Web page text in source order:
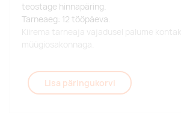
teostage hinnapäring.
Tarneaeg: 12 tööpäeva.
Kiirema tarneaja vajadusel palume
müügiosakonnaga.
Lisa päringukorvi